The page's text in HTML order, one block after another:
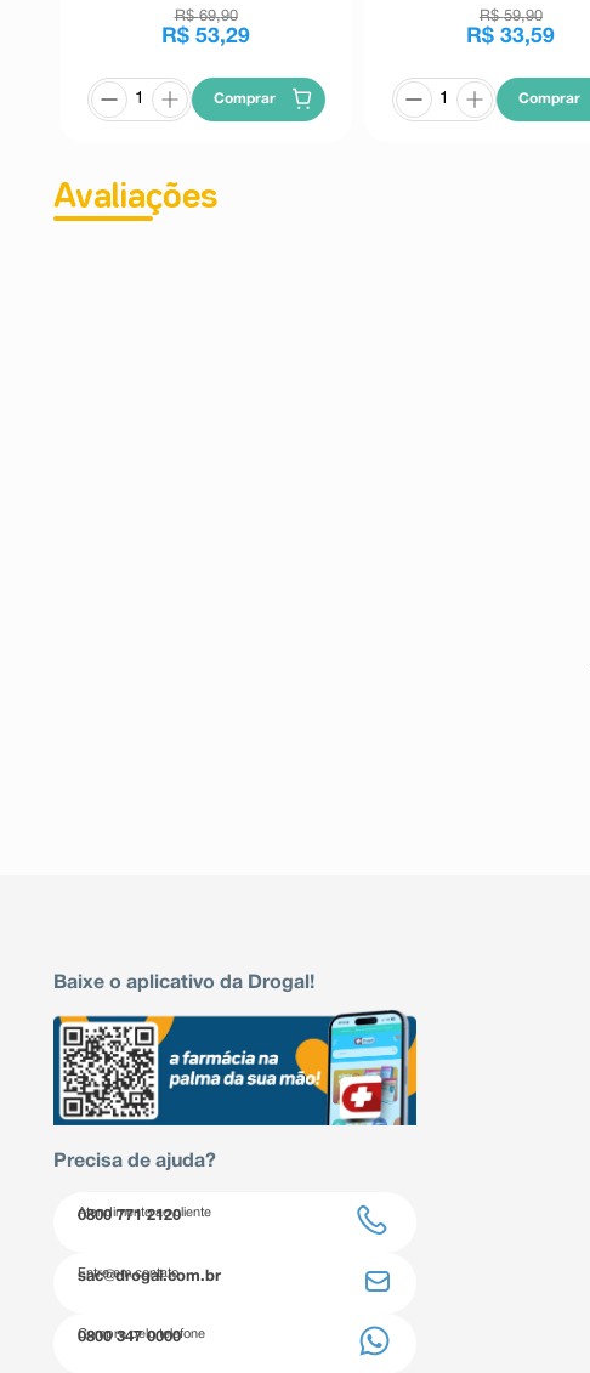
R$ 69,90
R$ 53,29
Comprar
R$ 59,90
R$ 33,59
Comprar
Avaliações
Baixe o aplicativo da Drogal!
Precisa de ajuda?
Atendimento ao cliente
0800 771 2120
Entre em contato
sac@drogal.com.br
Compre pelo telefone
0800 347 0000